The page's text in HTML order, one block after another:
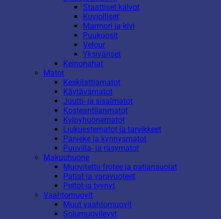
Staattiset kalvot
Kuviolliset
Marmori ja kivi
Puukuosit
Velour
Yksiväriset
Keinonahat
Matot
Keskilattiamatot
Käytävämatot
Juutti- ja sisalmatot
Kosteantilanmatot
Kylpyhuonematot
Liukuestematot ja tarvikkeet
Parveke ja kynnysmatot
Puuvilla- ja räsymatot
Makuuhuone
Muovitettu frotee ja patjansuojat
Patjat ja varavuoteet
Peitot ja tyynyt
Vaahtomuovit
Muut vaahtomuovit
Solumuovilevyt